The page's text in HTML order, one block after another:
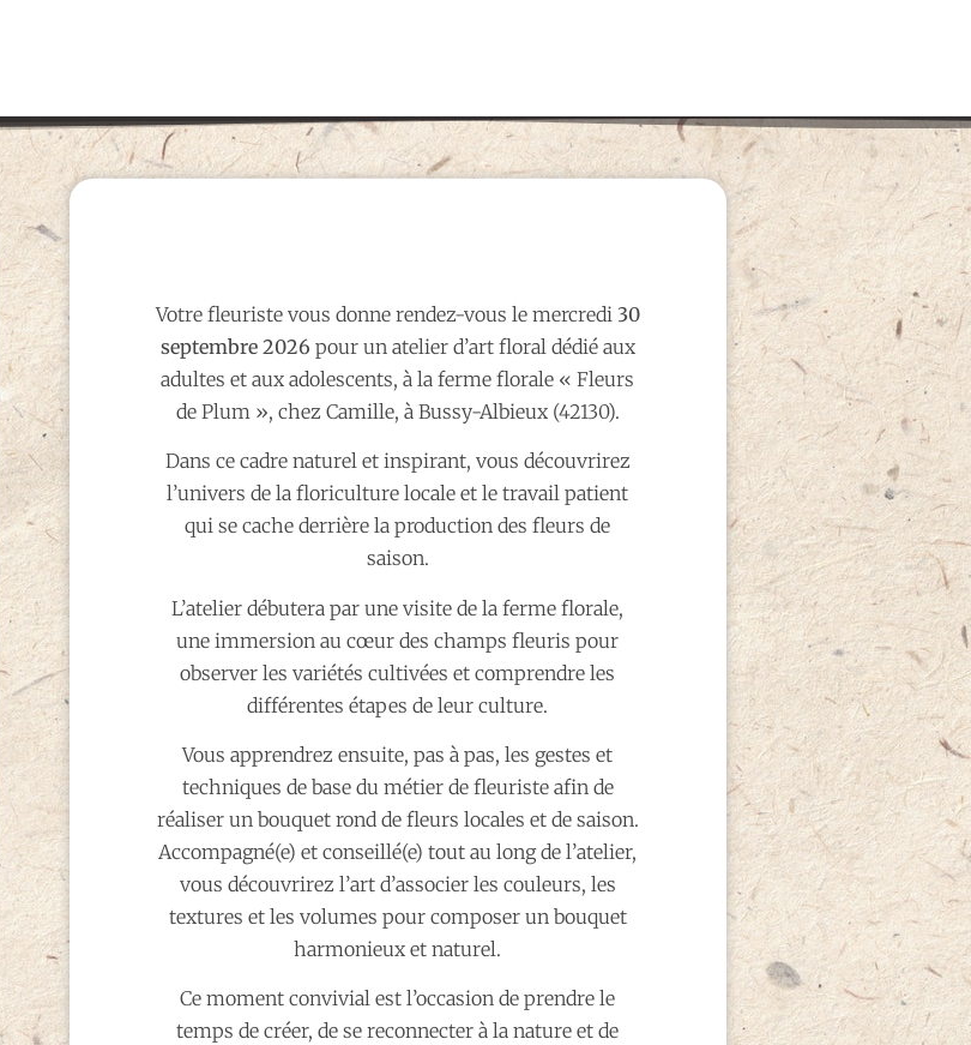
Votre fleuriste vous donne rendez-vous le mercredi 30
septembre 2026 pour un atelier d’art floral dédié aux
adultes et aux adolescents, à la ferme florale « Fleurs
de Plum », chez Camille, à Bussy-Albieux (42130).
Dans ce cadre naturel et inspirant, vous découvrirez
l’univers de la floriculture locale et le travail patient
qui se cache derrière la production des fleurs de
saison.
L’atelier débutera par une visite de la ferme florale,
une immersion au cœur des champs fleuris pour
observer les variétés cultivées et comprendre les
différentes étapes de leur culture.
Vous apprendrez ensuite, pas à pas, les gestes et
techniques de base du métier de fleuriste afin de
réaliser un bouquet rond de fleurs locales et de saison.
Accompagné(e) et conseillé(e) tout au long de l’atelier,
vous découvrirez l’art d’associer les couleurs, les
textures et les volumes pour composer un bouquet
harmonieux et naturel.
Ce moment convivial est l’occasion de prendre le
temps de créer, de se reconnecter à la nature et de